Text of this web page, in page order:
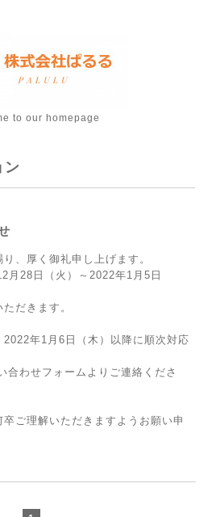
to our homepage
、厚く御礼申し上げます。
月28日（火）～2022年1月5日
だきます。
年1月6日（木）以降に順次対応
合わせフォームよりご連絡くださ
ご理解いただきますようお願い申